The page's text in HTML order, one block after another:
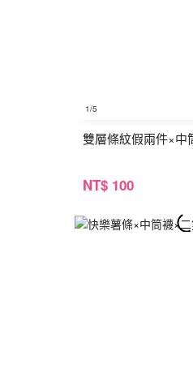
1/5
雙層條紋假兩件×中
NT$ 100